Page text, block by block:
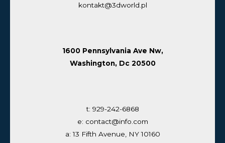
kontakt@3dworld.pl
1600 Pennsylvania Ave Nw,
Washington, Dc 20500
t: 929-242-6868
e: contact@info.com
a: 13 Fifth Avenue, NY 10160